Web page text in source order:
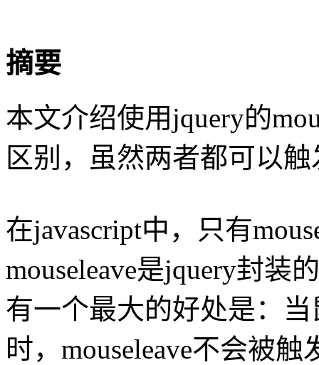
摘要
本文介绍使用jquery的
区别，虽然两者都可以
在javascript中，只有
mouseleave是jquery封装
有一个最大的好处是：
时，mouseleave不会被